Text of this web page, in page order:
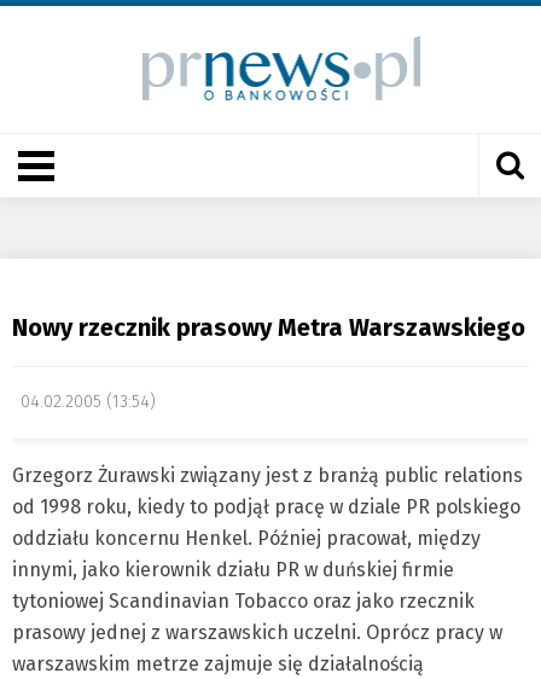
Nowy rzecznik prasowy Metra Warszawskiego
04.02.2005 (13:54)
Grzegorz Żurawski związany jest z branżą public relations
od 1998 roku, kiedy to podjął pracę w dziale PR polskiego
oddziału koncernu Henkel. Później pracował, między
innymi, jako kierownik działu PR w duńskiej firmie
tytoniowej Scandinavian Tobacco oraz jako rzecznik
prasowy jednej z warszawskich uczelni. Oprócz pracy w
warszawskim metrze zajmuje się działalnością